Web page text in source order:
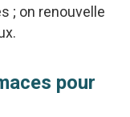
; on renouvelle
pour